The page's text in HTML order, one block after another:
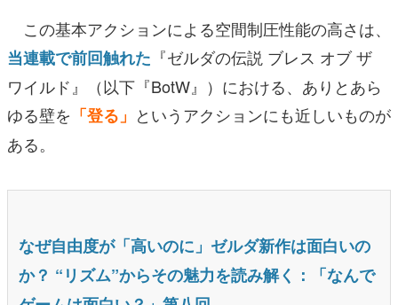
この基本アクションによる空間制圧性能の高さは、
当連載で前回触れた 『ゼルダの伝説 ブレス オブ ザ
ワイルド』（以下『BotW』）における、ありとあら
ゆる壁を 「登る」 というアクションにも近しいものが
ある。
なぜ自由度が「高いのに」ゼルダ新作は面白いの
か？ “リズム”からその魅力を読み解く：「なんで